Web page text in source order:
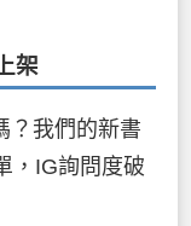
架
？我們的新書
，IG詢問度破